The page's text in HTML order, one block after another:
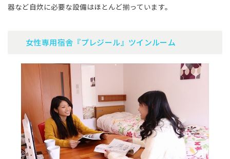
器など自炊に必要な設備はほとんど揃っています。
女性専用宿舎『プレジール』ツインルーム